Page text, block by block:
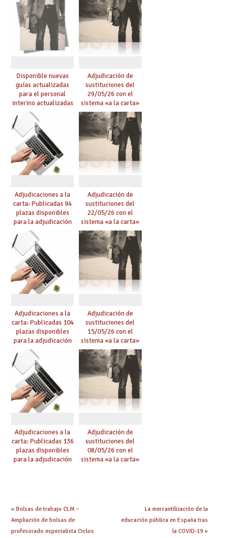
Disponible nuevas
guías actualizadas
para el personal
interino actualizadas
para el curso 26/27
Adjudicación de
sustituciones del
29/05/26 con el
sistema «a la carta»
conseguido con el
Acuerdo de Mejoras
Adjudicaciones a la
carta: Publicadas 94
plazas disponibles
para la adjudicación
de mañana y abierto
plazo de solicitudes
Adjudicación de
sustituciones del
22/05/26 con el
sistema «a la carta»
conseguido con el
Acuerdo de Mejoras
Adjudicaciones a la
carta: Publicadas 104
plazas disponibles
para la adjudicación
de mañana y abierto
plazo de solicitudes
Adjudicación de
sustituciones del
15/05/26 con el
sistema «a la carta»
conseguido con el
Acuerdo de Mejoras
Adjudicaciones a la
carta: Publicadas 136
plazas disponibles
para la adjudicación
Adjudicación de
sustituciones del
08/05/26 con el
sistema «a la carta»
« Bolsas de trabajo CLM –
Ampliación de bolsas de
profesorado especialista Ciclos
La mercantilización de la
educación pública en España tras
la COVID-19»